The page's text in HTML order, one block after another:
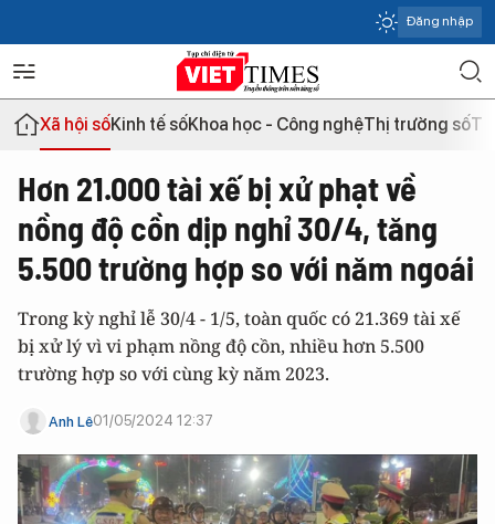
Đăng nhập
Xã hội sốKinh tế sốKhoa học - Công nghệThị trường số
Hơn 21.000 tài xế bị xử phạt về
nồng độ cồn dịp nghỉ 30/4, tăng
5.500 trường hợp so với năm ngoái
Trong kỳ nghỉ lễ 30/4 - 1/5, toàn quốc có 21.369 tài xế
bị xử lý vì vi phạm nồng độ cồn, nhiều hơn 5.500
trường hợp so với cùng kỳ năm 2023.
Anh Lê01/05/2024 12:37